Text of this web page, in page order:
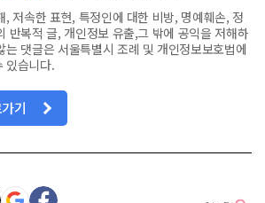
, 저속한 표현, 특정인에 대한 비방, 명예훼손, 정
반복적 글, 개인정보 유출,그 밖에 공익을 저해하
는 댓글은 서울특별시 조례 및 개인정보보호법에
있습니다.
기